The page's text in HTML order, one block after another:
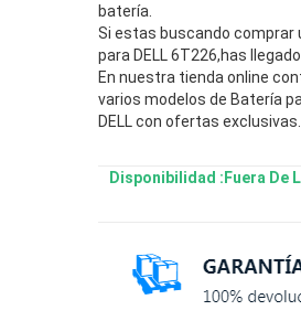
batería.
Si estas buscando comprar
para DELL 6T226,has llegado
En nuestra tienda online
varios modelos de Batería
DELL con ofertas exclusivas.
Disponibilidad :Fuera De